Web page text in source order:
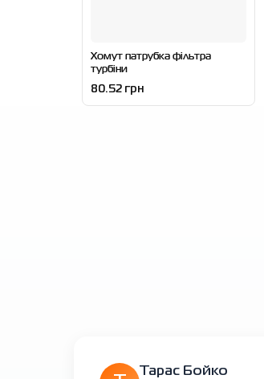
Хомут патрубка фільтра
турбіни
80.52 грн
Тарас Бойко